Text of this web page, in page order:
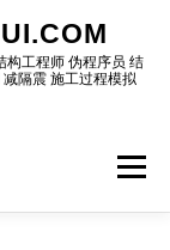
构工程师 伪程序员 结
隔震 施工过程模拟
Menu